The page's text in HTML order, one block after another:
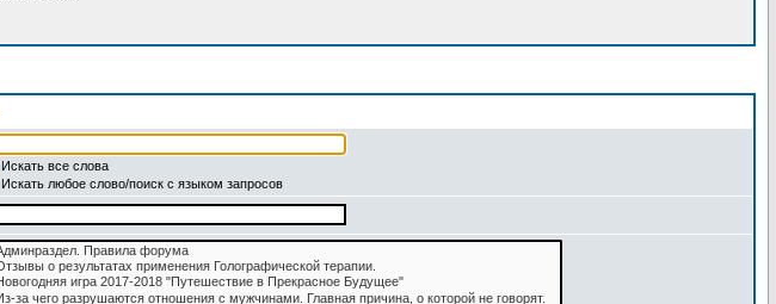
Искать все слова
Искать любое слово/поиск с языком запросов